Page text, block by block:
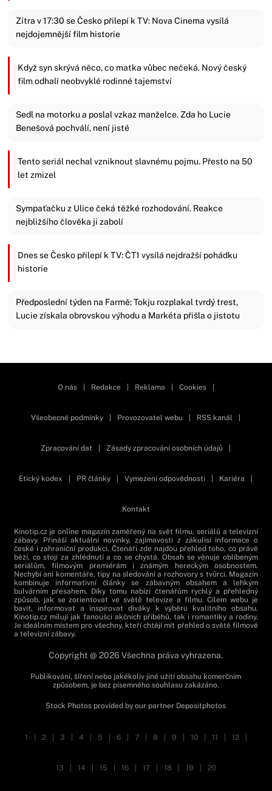
Zítra v 17:30 se Česko přilepí k TV: Nova Cinema vysílá
nejdojemnější film historie
Když syn skrývá něco, co matka vůbec nečeká. Nový český
film odhalí neobvyklé rodinné tajemství
Sedl na motorku a poslal vzkaz manželce. Zda ho Lucie
Benešová pochválí, není jisté
Tento seriál nechal vzniknout slavnému pojmu. Přesto na 50
let zmizel
Sympaťačku z Ulice čeká těžké rozhodování. Reakce
nejbližšího člověka ji zabolí
Dnes se Česko přilepí k TV: ČT1 vysílá nejdražší pohádku
historie
Předposlední týden na Farmě: Tokju rozplakal tvrdý trest,
Lucie získala obrovskou výhodu a Markéta přišla o jistotu
O nás Redakce Reklama Cookies
Všeobecné podmínky Provozovatel webu RSS kanál
Zpracování dat Zásady zpracování osobních údajů
Etický kodex PR články Vymezení odpovědnosti Kariéra
Kontakt
Kinotip.cz je online magazín zaměřený na svět filmu, seriálů a televizní
zábavy. Přináší aktuální novinky, zajímavosti z zákulisí informace o
české i zahraniční produkci. Čtenáři zde najdou přehled toho, co právě
běží, co stojí za zhlédnutí a co se chystá. Obsah se věnuje oblíbeným
seriálům, filmovým premiérám i známým hereckým osobnostem.
Nechybí ani komentáře, tipy na sledování a rozhovory s tvůrci. Magazín
kombinuje informativní články se zábavným obsahem a lehkým
bulvárním přesahem. Díky tomu nabízí čtenářům rychlý a přehledný
způsob, jak se zorientovat ve světě televize a filmu. Cílem webu je
bavit, informovat a inspirovat diváky k výběru kvalitního obsahu.
Kinotip.cz milují jak fanoušci akčních příběhů, tak i romantiky a rodiny.
Je ideálním místem pro všechny, kteří chtějí mít přehled o světě filmové
a televizní zábavy.
Copyright @ 2026 Všechna práva vyhrazena.
Publikování, šíření nebo jakékoliv jiné užití obsahu komerčním
způsobem, je bez písemného souhlasu zakázáno.
Stock Photos provided by our partner Depositphotos
1 2 3 4 5 6 7 8 9 10 11 12
13 14 15 16 17 18 19 20